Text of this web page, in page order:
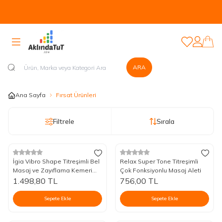
ARA
Hesabım
Favorilerim
Ana Sayfa Fırsat Ürünleri
Filtrele Sırala
İgia Vibro Shape Titreşimli Bel
Masaj ve Zayıflama Kemeri
Aleti (Çift Motorlu)
1.498,80 TL
Sepete Ekle
Relax Super Tone Titreşimli
Çok Fonksiyonlu Masaj Aleti
756,00 TL
Sepete Ekle